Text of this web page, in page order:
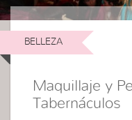
BELLEZA
Maquillaje y
Tabernáculos